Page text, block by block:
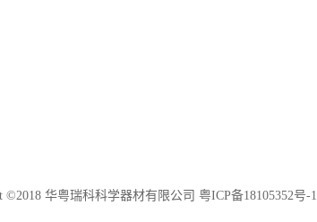
©2018 华粤瑞科科学器材有限公司 粤ICP备18105352号-1